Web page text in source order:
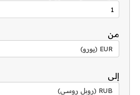
من
EUR (يورو)
إلى
RUB (روبل روسي)